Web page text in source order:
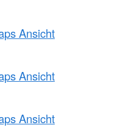
Ansicht
Ansicht
Ansicht